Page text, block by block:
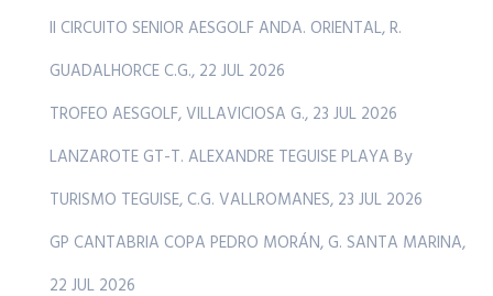
II CIRCUITO SENIOR AESGOLF ANDA. ORIENTAL, R.
GUADALHORCE C.G., 22 JUL 2026
TROFEO AESGOLF, VILLAVICIOSA G., 23 JUL 2026
LANZAROTE GT-T. ALEXANDRE TEGUISE PLAYA By
TURISMO TEGUISE, C.G. VALLROMANES, 23 JUL 2026
GP CANTABRIA COPA PEDRO MORÁN, G. SANTA MARINA,
22 JUL 2026